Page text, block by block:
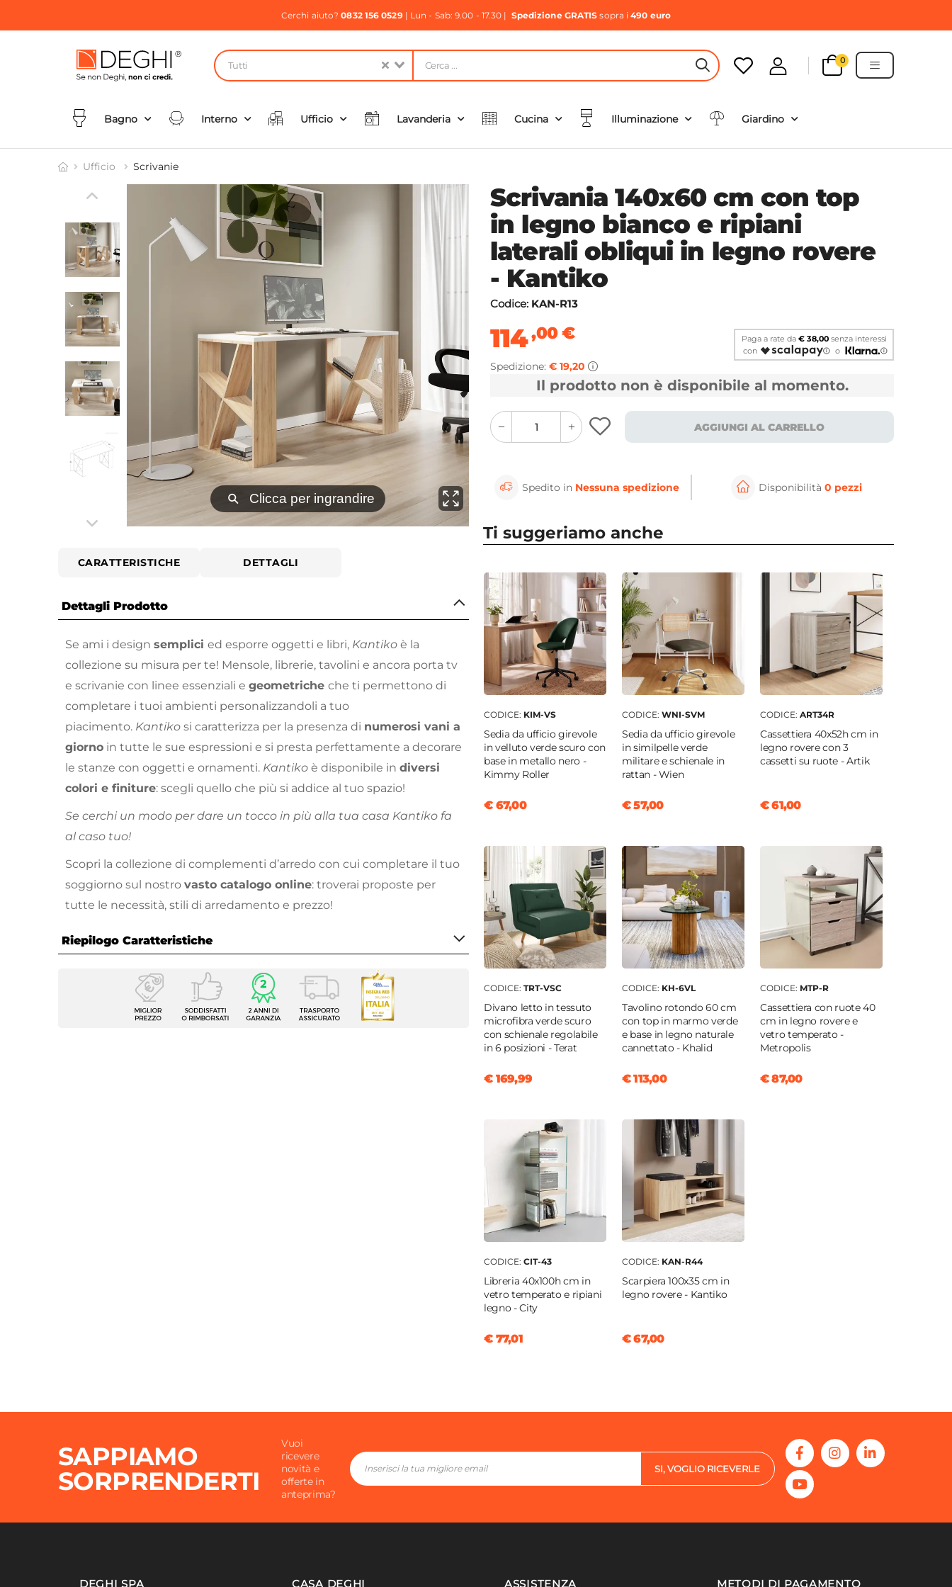
Cerchi aiuto?0832 156 0529| Lun - Sab: 9.00 - 17.30 | Spedizione GRATIS sopra i490 euro
Tutti HEADER SEARCH BUTTON
0
Bagno Interno Ufficio Lavanderia Cucina Illuminazione Giardino
Ufficio Scrivanie
⚲ Clicca per ingrandire Clicca per ingrandire
CARATTERISTICHE DETTAGLI
Dettagli Prodotto
Se ami i design semplici ed esporre oggetti e libri, Kantiko è la
collezione su misura per te! Mensole, librerie, tavolini e ancora porta tv
e scrivanie con linee essenziali e geometriche che ti permettono di
completare i tuoi ambienti personalizzandoli a tuo
piacimento. Kantiko si caratterizza per la presenza di numerosi vani a
giorno in tutte le sue espressioni e si presta perfettamente a decorare
le stanze con oggetti e ornamenti. Kantiko è disponibile in diversi
colori e finiture: scegli quello che più si addice al tuo spazio!
Se cerchi un modo per dare un tocco in più alla tua casa Kantiko fa
al caso tuo!
Scopri la collezione di complementi d’arredo con cui completare il tuo
soggiorno sul nostro vasto catalogo online: troverai proposte per
tutte le necessità, stili di arredamento e prezzo!
Riepilogo Caratteristiche
Caratteristiche
Scrivania
Kantiko
Scrivania 140x60 cm con top
in legno bianco e ripiani
laterali obliqui in legno rovere
- Kantiko
Codice: KAN-R13
114,00€
Spedizione: € 19,20
Paga a rate da € 38,00senza interessi
con
o
Il prodotto non è disponibile al momento.
quantity
button
quantity
minus
button
AGGIUNGI AL CARRELLO
Spedito in Nessuna spedizione Disponibilità 0 pezzi
Ti suggeriamo anche
CODICE: KIM-VS
Sedia da ufficio girevole
in velluto verde scuro con
base in metallo nero -
Kimmy Roller
€ 67,00
CODICE: WNI-SVM
Sedia da ufficio girevole
in similpelle verde
militare e schienale in
rattan - Wien
€ 57,00
CODICE: ART34R
Cassettiera 40x52h cm in
legno rovere con 3
cassetti su ruote - Artik
€ 61,00
CODICE: TRT-VSC
Divano letto in tessuto
microfibra verde scuro
con schienale regolabile
in 6 posizioni - Terat
€ 169,99
CODICE: KH-6VL
Tavolino rotondo 60 cm
con top in marmo verde
e base in legno naturale
cannettato - Khalid
€ 113,00
CODICE: MTP-R
Cassettiera con ruote 40
cm in legno rovere e
vetro temperato -
Metropolis
€ 87,00
CODICE: CIT-43
Libreria 40x100h cm in
vetro temperato e ripiani
legno - City
€ 77,01
CODICE: KAN-R44
Scarpiera 100x35 cm in
legno rovere - Kantiko
€ 67,00
SAPPIAMO
SORPRENDERTI
Vuoi
ricevere
novità e
offerte in
anteprima?
SI, VOGLIO RICEVERLE
DEGHI SPA CASA DEGHI ASSISTENZA METODI DI PAGAMENTO